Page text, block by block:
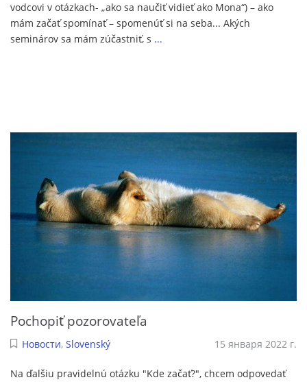
vodcovi v otázkach- „ako sa naučiť vidieť ako Mona“) – ako
mám začať spomínať – spomenúť si na seba... Akých
seminárov sa mám zúčastniť, s ...
Pochopiť pozorovateľa
Новости, Slovenský 15 января 2022 г.
Na ďalšiu pravidelnú otázku "Kde začať?", chcem odpovedať